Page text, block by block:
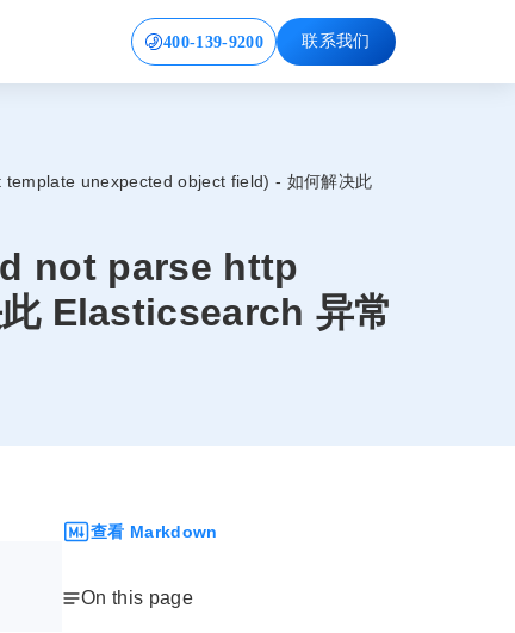
400-139-9200 联系我们
unexpected object field) - 如何解决此
not parse http
Elasticsearch 异常
查看 Markdown
On this page